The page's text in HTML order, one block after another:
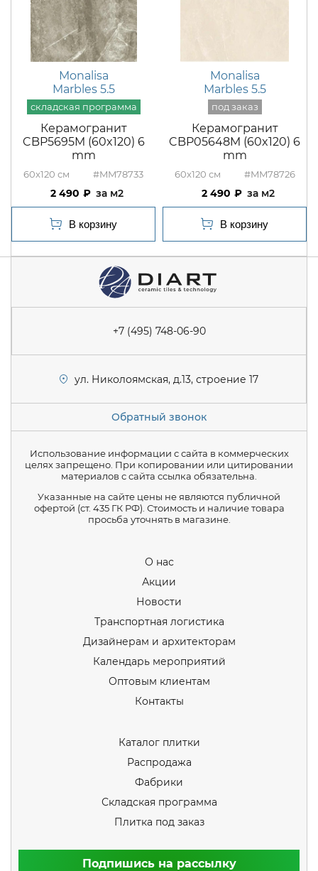
Monalisa
Marbles 5.5
Керамогранит
CBP5695M (60x120) 6
mm
60x120 #MM78733
2 490 м2
Monalisa
Marbles 5.5
Керамогранит
CBP05648M (60x120) 6
mm
60x120 #MM78726
2 490 м2
+7 (495) 748-06-90
ул. Николоямская, д.13, строение 17
Обратный звонок
Использование информации с сайта в коммерческих
целях запрещено. При копировании или цитировании
материалов с сайта ссылка обязательна.
Указанные на сайте цены не являются публичной
офертой (ст. 435 ГК РФ). Стоимость и наличие товара
просьба уточнять в магазине.
О нас
Акции
Новости
Транспортная логистика
Дизайнерам и архитекторам
Календарь мероприятий
Оптовым клиентам
Контакты
Каталог плитки
Распродажа
Фабрики
Складская программа
Плитка под заказ
Подпишись на рассылку